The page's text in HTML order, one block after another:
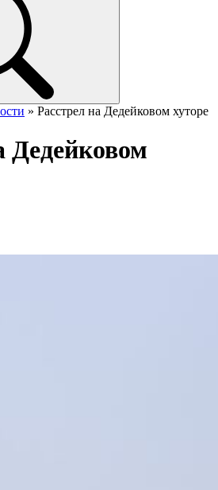
» Расстрел на Дедейковом хуторе
Дедейковом